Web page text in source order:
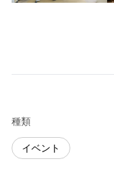
種類
イベント